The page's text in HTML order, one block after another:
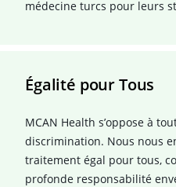
médecine turcs pour leurs
Égalité pour Tous
MCAN Health s’oppose à
discrimination. Nous nous
traitement égal pour tous,
profonde responsabilité